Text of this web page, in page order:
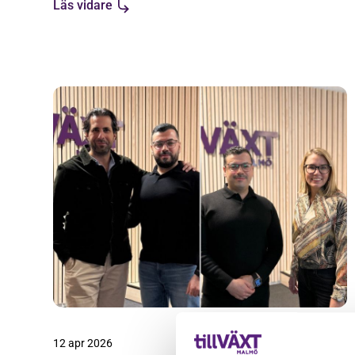
Läs vidare
12 apr 2026